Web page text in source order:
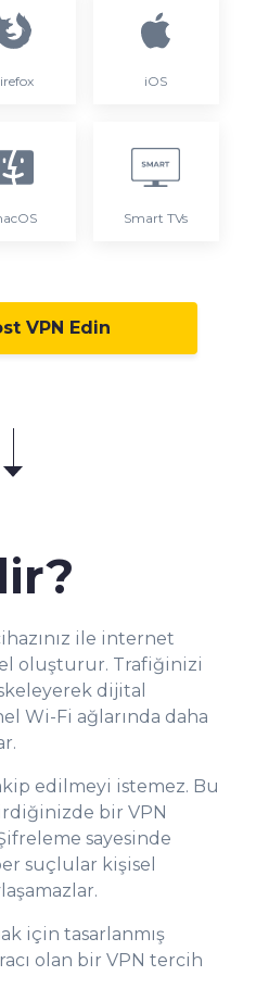
iOS
Smart TVs
VPN Edin
ile internet
oluşturur. Trafiğinizi
dijital
Wi-Fi ağlarında daha
edilmeyi istemez. Bu
bir VPN
sayesinde
suçlular kişisel
için tasarlanmış
olan bir VPN tercih